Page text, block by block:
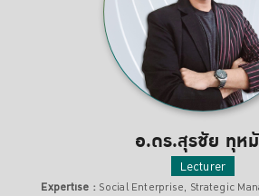
อ.ดร.สุรชัย ทุห
Lecturer
Expertise : Social Enterprise, Strategic